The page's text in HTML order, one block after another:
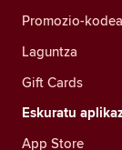
Promozio-kodea
Laguntza
Gift Cards
Eskuratu
App Store